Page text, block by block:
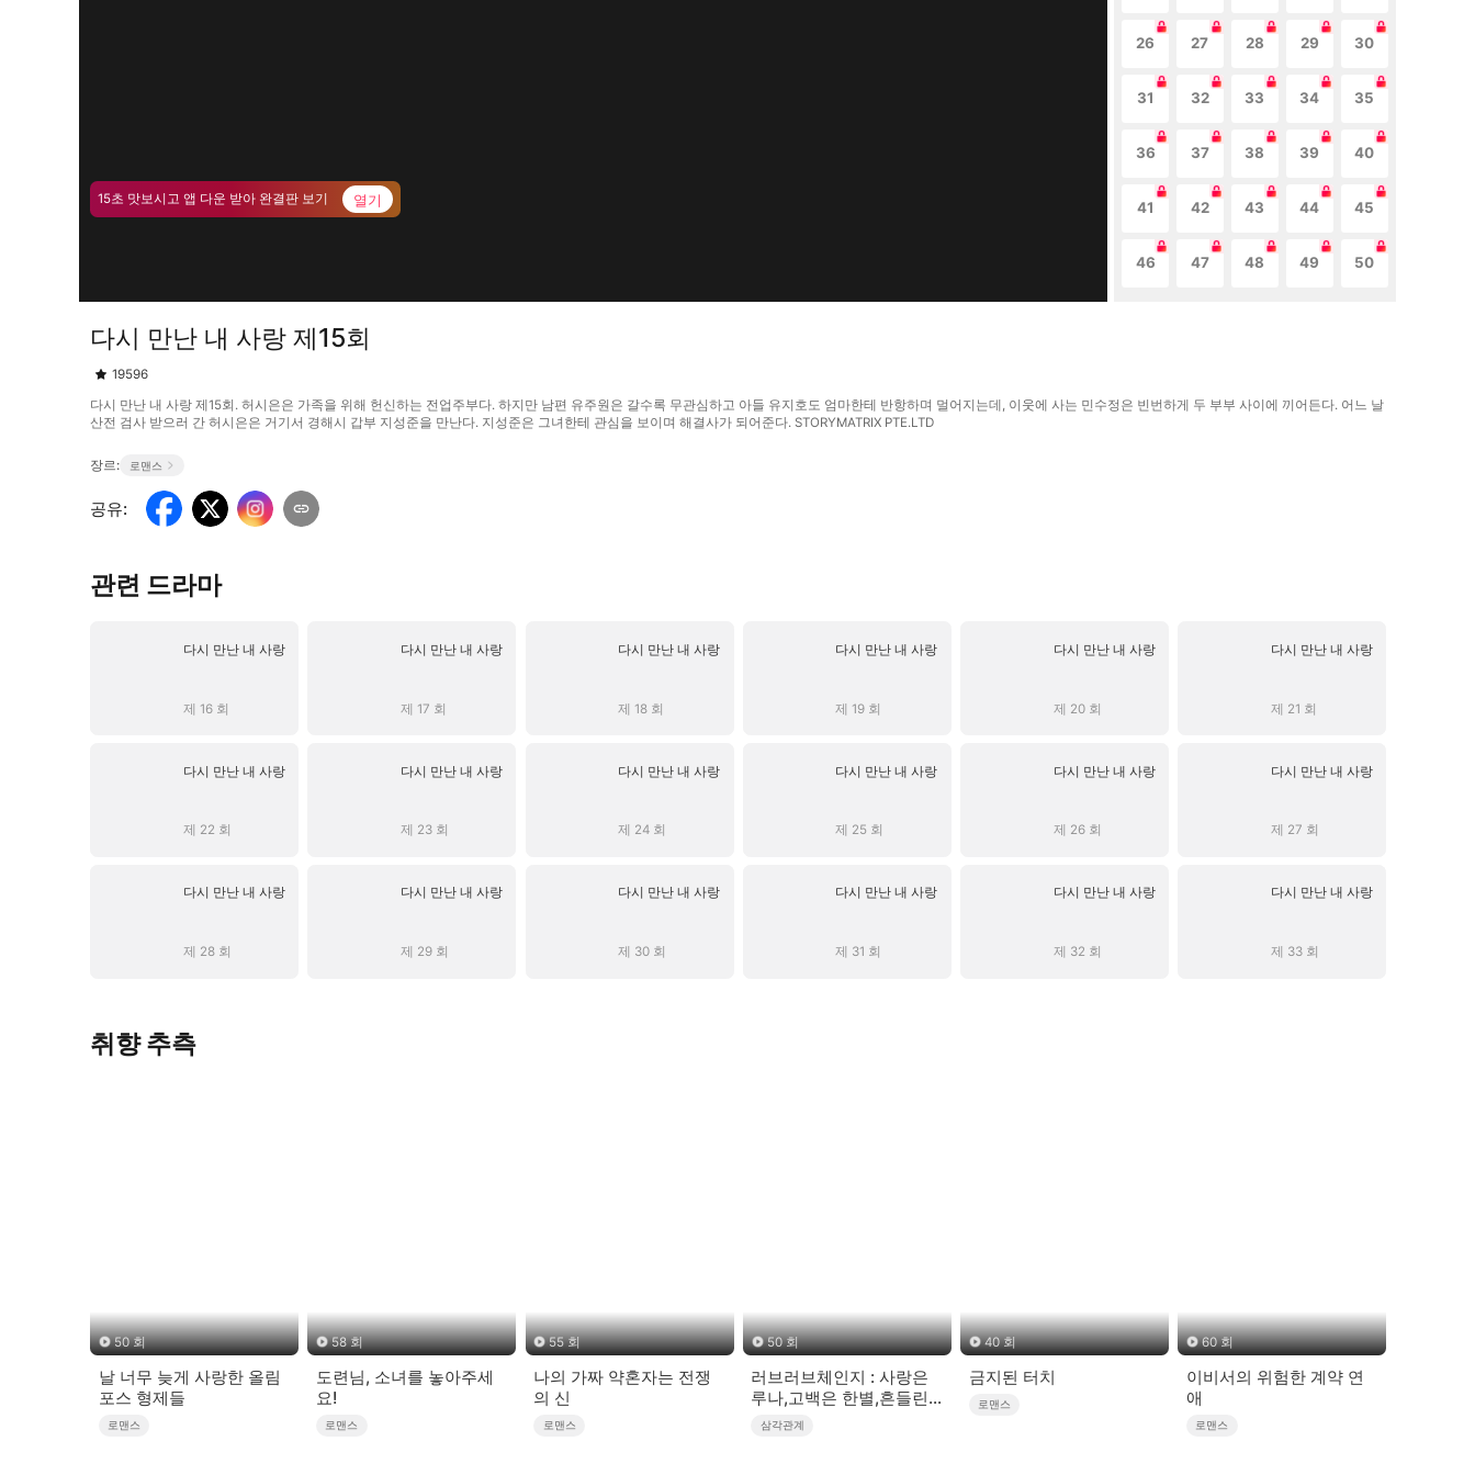
15초 맛보시고 앱 다운 받아 완결판 보기 열기
26 27 28 29 30
31 32 33 34 35
36 37 38 39 40
41 42 43 44 45
46 47 48 49 50
다시 만난 내 사랑 제15회
19596
다시 만난 내 사랑 제15회. 허시은은 가족을 위해 헌신하는 전업주부다. 하지만 남편 유주원은 갈수록 무관심하고 아들 유지호도 엄마한테 반항하며 멀어지는데, 이웃에 사는 민수정은 빈번하게 두 부부 사이에 끼어든다. 어느 날
산전 검사 받으러 간 허시은은 거기서 경해시 갑부 지성준을 만난다. 지성준은 그녀한테 관심을 보이며 해결사가 되어준다. STORYMATRIX PTE.LTD
장르: 로맨스
공유:
관련 드라마
다시 만난 내 사랑
제 16 회
다시 만난 내 사랑
제 17 회
다시 만난 내 사랑
제 18 회
다시 만난 내 사랑
제 19 회
다시 만난 내 사랑
제 20 회
다시 만난 내 사랑
제 21 회
다시 만난 내 사랑
제 22 회
다시 만난 내 사랑
제 23 회
다시 만난 내 사랑
제 24 회
다시 만난 내 사랑
제 25 회
다시 만난 내 사랑
제 26 회
다시 만난 내 사랑
제 27 회
다시 만난 내 사랑
제 28 회
다시 만난 내 사랑
제 29 회
다시 만난 내 사랑
제 30 회
다시 만난 내 사랑
제 31 회
다시 만난 내 사랑
제 32 회
다시 만난 내 사랑
제 33 회
취향 추측
50 회
날 너무 늦게 사랑한 올림
포스 형제들
로맨스
58 회
도련님, 소녀를 놓아주세
요!
로맨스
55 회
나의 가짜 약혼자는 전쟁
의 신
로맨스
50 회
러브러브체인지 : 사랑은
루나,고백은 한별,흔들린
건 우주
삼각관계
40 회
금지된 터치
로맨스
60 회
이비서의 위험한 계약 연
애
로맨스